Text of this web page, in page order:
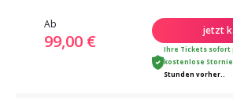
Ab
99,00 €
jetzt
Ihre Tickets sofort
kostenlose
Stunden vorher..